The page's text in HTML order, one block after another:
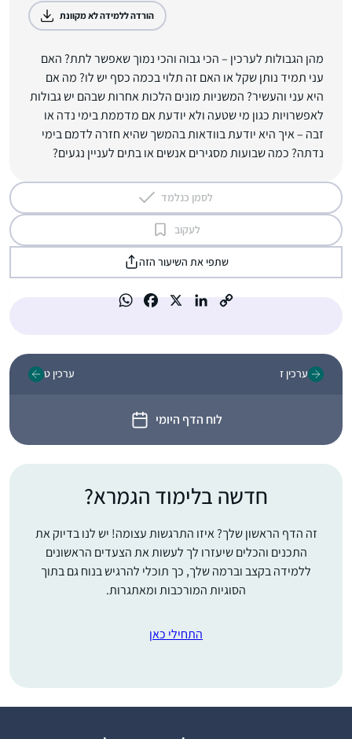
הורדה ללמידה לא מקוונת
מהן הגבולות לערכין – הכי גבוה והכי נמוך שאפשר לתת? האם
עני תמיד נותן שקל או האם זה תלוי בכמה כסף יש לו? מה אם
היא עני והעשיר? המשניות מונים הלכות אחרות שבהם יש גבולות
לאפשרויות כגון מי שטעה ולא יודעת אם מדממת בימי נדה או
זבה – איך היא יודעת בוודאות בהמשך שהיא חזרה לדמם בימי
נדתה? כמה שבועות מסגירים אנשים או בתים לעניין נגעים?
לסמן כנלמד
לעקוב
שתפי את השיעור הזה
ערכין ז
לוח הדף היומי
ערכין ט
חדשה בלימוד הגמרא?
זה הדף הראשון שלך? איזו התרגשות עצומה! יש לנו בדיוק את
התכנים והכלים שיעזרו לך לעשות את הצעדים הראשונים
ללמידה בקצב וברמה שלך, כך תוכלי להרגיש בנוח גם בתוך
הסוגיות המורכבות ומאתגרות.
התחילי כאן